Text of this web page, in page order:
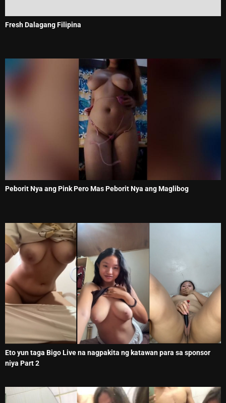
Fresh Dalagang Filipina
Peborit Nya ang Pink Pero Mas Peborit Nya ang Maglibog
Eto yun taga Bigo Live na nagpakita ng katawan para sa sponsor
niya Part 2